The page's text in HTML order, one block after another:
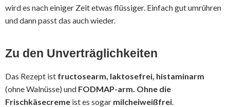
wird es nach einiger Zeit etwas flüssiger. Einfach gut umrühren
und dann passt das auch wieder.
Zu den Unverträglichkeiten
Das Rezept ist fructosearm, laktosefrei, histaminarm
(ohne Walnüsse) und FODMAP-arm. Ohne die
Frischkäsecreme ist es sogar milcheiweißfrei.